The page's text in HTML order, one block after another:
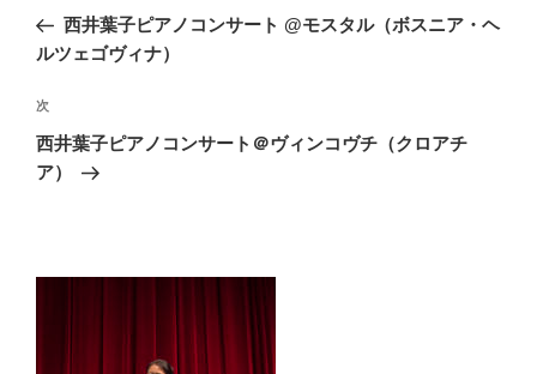
ナ
ゲ
ー
シ
の
投
西井葉子ピアノコンサート @モスタル（ボスニア・ヘ
ルツェゴヴィナ）
次
の
投
次
西井葉子ピアノコンサート＠ヴィンコヴチ（クロアチ
ア）